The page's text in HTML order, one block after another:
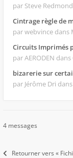
par Steve Redmond
Cintrage règle de
par webvince dans
Circuits Imprimés
par AERODEN dans
bizarerie sur
par Jérôme Dri
4 messages
Retourner vers «